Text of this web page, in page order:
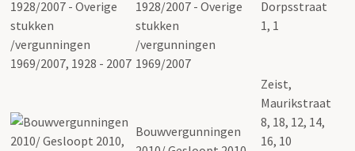
1928/2007 - Overige
stukken
/vergunningen
1969/2007
Dorpsstraat
1, 1
Bouwvergunningen
Zeist,
Maurikstraat
8, 18, 12, 14,
16, 10